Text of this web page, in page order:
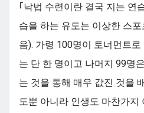
「낙법 수련이란 결국 지는 연
습을 하는 유도는 이상한 스
음). 가령 100명이 토너먼트
는 단 한 명이고 나머지 99명
는 것을 통해 매우 값진 것을
도뿐 아니라 인생도 마찬가지